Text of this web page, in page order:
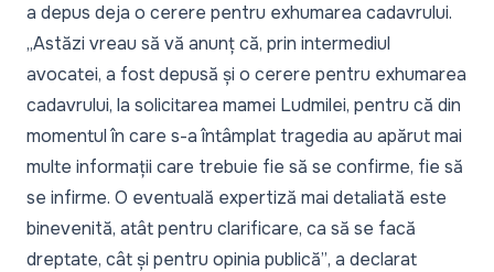
a depus deja o cerere pentru exhumarea cadavrului.
„Astăzi vreau să vă anunț că, prin intermediul
avocatei, a fost depusă și o cerere pentru exhumarea
cadavrului, la solicitarea mamei Ludmilei, pentru că din
momentul în care s-a întâmplat tragedia au apărut mai
multe informații care trebuie fie să se confirme, fie să
se infirme. O eventuală expertiză mai detaliată este
binevenită, atât pentru clarificare, ca să se facă
dreptate, cât și pentru opinia publică”, a declarat